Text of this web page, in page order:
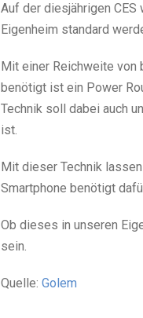
Auf der diesjährigen
Eigenheim standard
Mit einer Reichweite
benötigt ist ein Power
Technik soll dabei auch
ist.
Mit dieser Technik
Smartphone benötigt
Ob dieses in unseren
sein.
Quelle: Golem